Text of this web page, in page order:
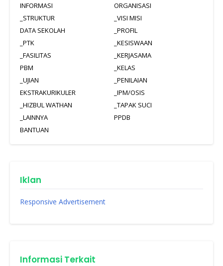
INFORMASI
ORGANISASI
_STRUKTUR
_VISI MISI
DATA SEKOLAH
_PROFIL
_PTK
_KESISWAAN
_FASILITAS
_KERJASAMA
PBM
_KELAS
_UJIAN
_PENILAIAN
EKSTRAKURIKULER
_IPM/OSIS
_HIZBUL WATHAN
_TAPAK SUCI
_LAINNYA
PPDB
BANTUAN
Iklan
Responsive Advertisement
Informasi Terkait